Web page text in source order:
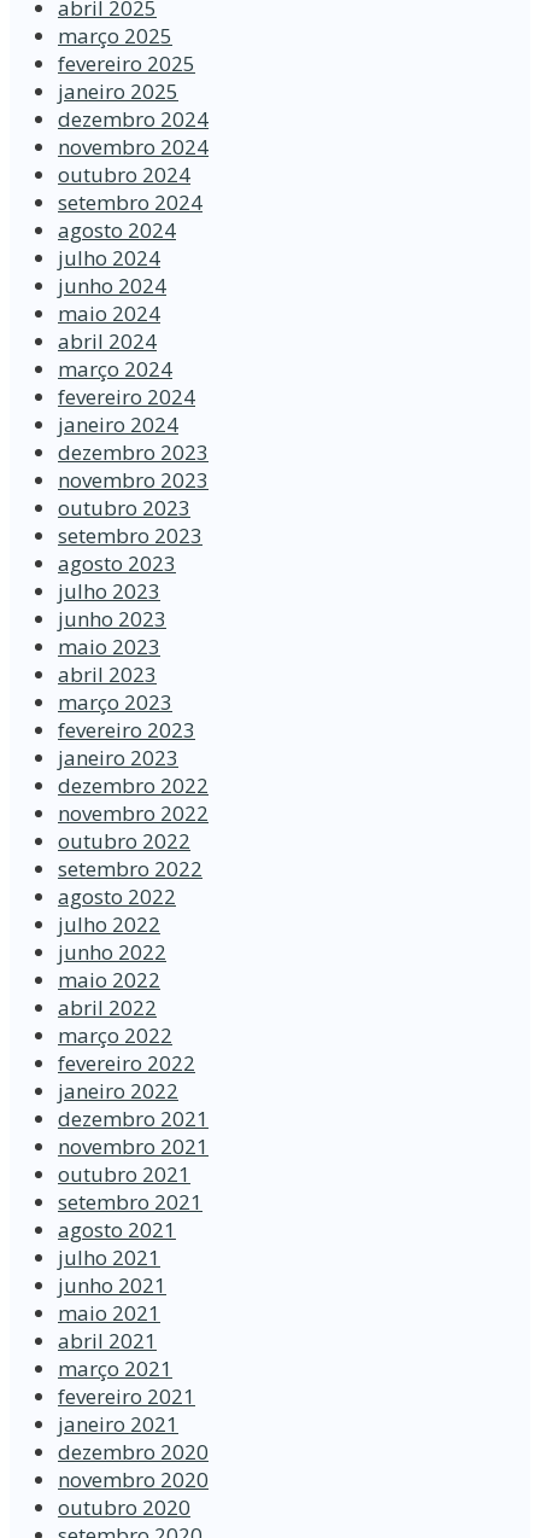
abril 2025
março 2025
fevereiro 2025
janeiro 2025
dezembro 2024
novembro 2024
outubro 2024
setembro 2024
agosto 2024
julho 2024
junho 2024
maio 2024
abril 2024
março 2024
fevereiro 2024
janeiro 2024
dezembro 2023
novembro 2023
outubro 2023
setembro 2023
agosto 2023
julho 2023
junho 2023
maio 2023
abril 2023
março 2023
fevereiro 2023
janeiro 2023
dezembro 2022
novembro 2022
outubro 2022
setembro 2022
agosto 2022
julho 2022
junho 2022
maio 2022
abril 2022
março 2022
fevereiro 2022
janeiro 2022
dezembro 2021
novembro 2021
outubro 2021
setembro 2021
agosto 2021
julho 2021
junho 2021
maio 2021
abril 2021
março 2021
fevereiro 2021
janeiro 2021
dezembro 2020
novembro 2020
outubro 2020